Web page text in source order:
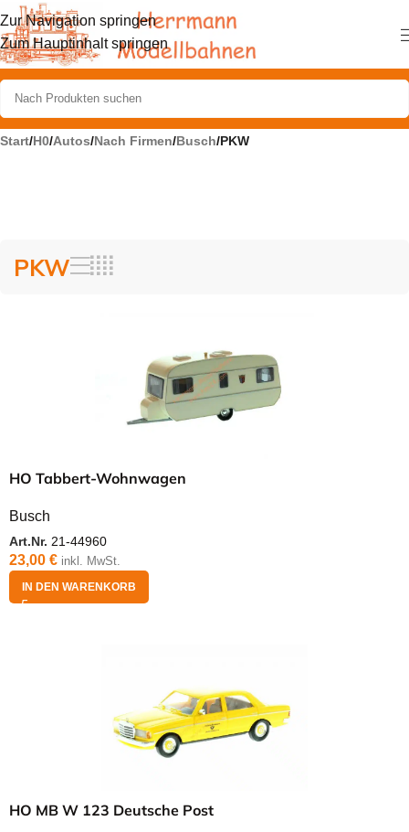
Zur Navigation springen
Zum Hauptinhalt springen
Start/H0/Autos/Nach Firmen/Busch/PKW
PKW
HO Tabbert-Wohnwagen
Busch
Art.Nr. 21-44960
23,00 € inkl. MwSt.
IN DEN WARENKORB
HO MB W 123 Deutsche Post